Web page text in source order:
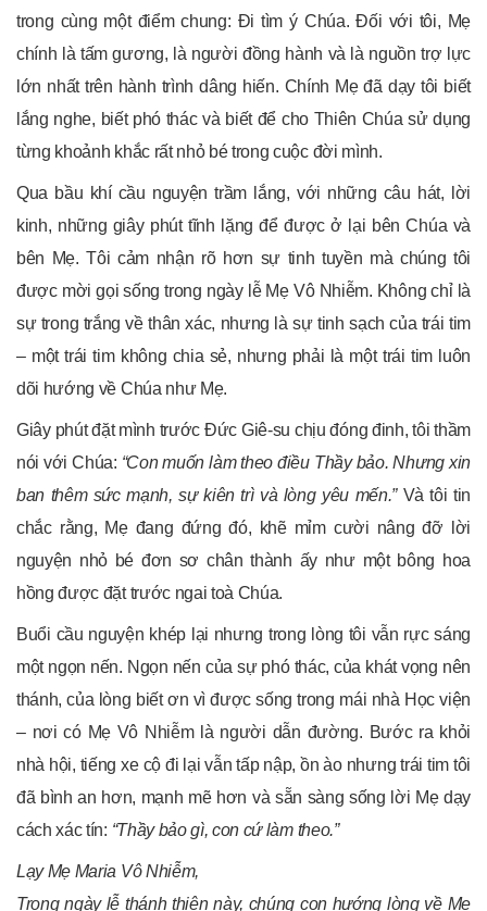
trong cùng một điểm chung: Đi tìm ý Chúa. Đối với tôi, Mẹ
chính là tấm gương, là người đồng hành và là nguồn trợ lực
lớn nhất trên hành trình dâng hiến. Chính Mẹ đã dạy tôi biết
lắng nghe, biết phó thác và biết để cho Thiên Chúa sử dụng
từng khoảnh khắc rất nhỏ bé trong cuộc đời mình.
Qua bầu khí cầu nguyện trầm lắng, với những câu hát, lời
kinh, những giây phút tĩnh lặng để được ở lại bên Chúa và
bên Mẹ. Tôi cảm nhận rõ hơn sự tinh tuyền mà chúng tôi
được mời gọi sống trong ngày lễ Mẹ Vô Nhiễm. Không chỉ là
sự trong trắng về thân xác, nhưng là sự tinh sạch của trái tim
– một trái tim không chia sẻ, nhưng phải là một trái tim luôn
dõi hướng về Chúa như Mẹ.
Giây phút đặt mình trước Đức Giê-su chịu đóng đinh, tôi thầm
nói với Chúa: “Con muốn làm theo điều Thầy bảo. Nhưng xin
ban thêm sức mạnh, sự kiên trì và lòng yêu mến.”Và tôi tin
chắc rằng, Mẹ đang đứng đó, khẽ mỉm cười nâng đỡ lời
nguyện nhỏ bé đơn sơ chân thành ấy như một bông hoa
hồng được đặt trước ngai toà Chúa.
Buổi cầu nguyện khép lại nhưng trong lòng tôi vẫn rực sáng
một ngọn nến. Ngọn nến của sự phó thác, của khát vọng nên
thánh, của lòng biết ơn vì được sống trong mái nhà Học viện
– nơi có Mẹ Vô Nhiễm là người dẫn đường. Bước ra khỏi
nhà hội, tiếng xe cộ đi lại vẫn tấp nập, ồn ào nhưng trái tim tôi
đã bình an hơn, mạnh mẽ hơn và sẵn sàng sống lời Mẹ dạy
cách xác tín: “Thầy bảo gì, con cứ làm theo.”
Lạy Mẹ Maria Vô Nhiễm,
Trong ngày lễ thánh thiện này, chúng con hướng lòng về Mẹ